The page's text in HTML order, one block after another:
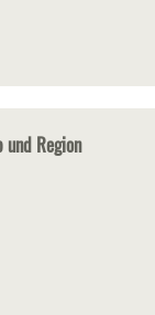
und Region